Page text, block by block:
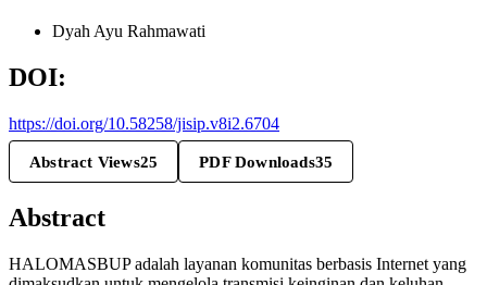
Dyah Ayu Rahmawati
DOI:
https://doi.org/10.58258/jisip.v8i2.6704
Abstract Views25 PDF Downloads35
Abstract
HALOMASBUP adalah layanan komunitas berbasis Internet yang